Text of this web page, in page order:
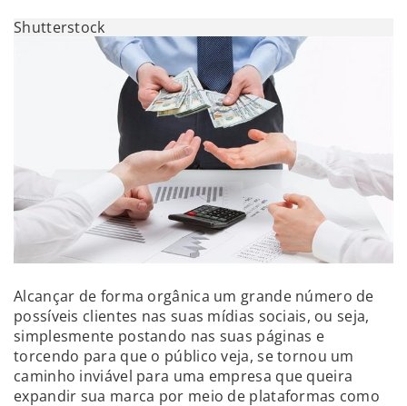
Shutterstock
Alcançar de forma orgânica um grande número de
possíveis clientes nas suas mídias sociais, ou seja,
simplesmente postando nas suas páginas e
torcendo para que o público veja, se tornou um
caminho inviável para uma empresa que queira
expandir sua marca por meio de plataformas como